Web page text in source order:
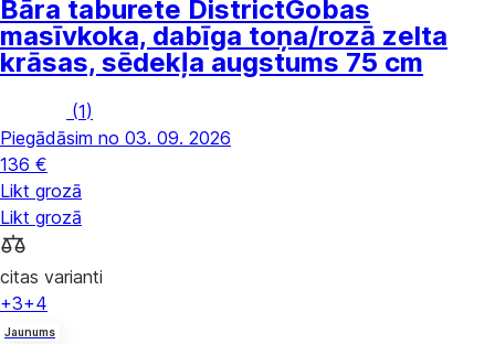
Bāra taburete DistrictGobas
masīvkoka, dabīga toņa/rozā zelta
krāsas, sēdekļa augstums 75 cm
(1)
Piegādāsim no 03. 09. 2026
136 €
Likt grozā
Likt grozā
citas varianti
+3+4
Jaunums